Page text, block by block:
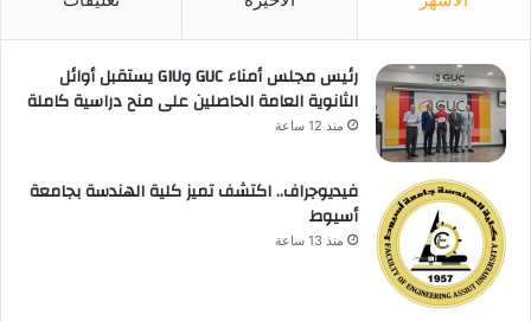
رئيس مجلس أمناء GUC وGIU يستقبل أوائل
الثانوية العامة الحاصلين على منح دراسية كاملة
منذ 12 ساعة
فيديوجراف.. اكتشف تميز كلية الهندسة بجامعة
أسيوط
منذ 13 ساعة